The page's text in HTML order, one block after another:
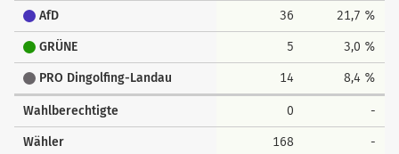
AfD 36 21,7 %
GRÜNE 5 3,0 %
PRO Dingolfing-Landau 14 8,4 %
Wahlberechtigte 0 -
Wähler 168 -